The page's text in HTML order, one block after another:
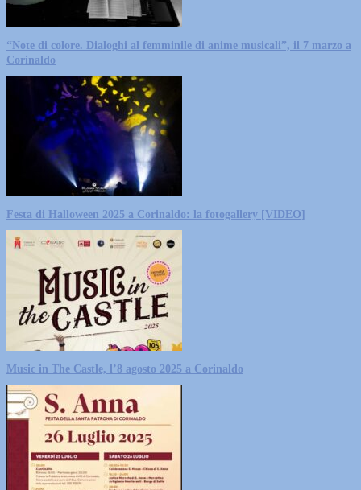
“Note di colore. Dialoghi al femminile di anime musicali”, il 7 marzo a
Corinaldo
Festa di Halloween 2025 a Corinaldo: la fotogallery [VIDEO]
Music in The Castle, l’8 agosto 2025 a Corinaldo